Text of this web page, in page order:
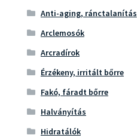
Anti-aging, ránctalanítás
Arclemosók
Arcradírok
Érzékeny, irritált bőrre
Fakó, fáradt bőrre
Halványítás
Hidratálók